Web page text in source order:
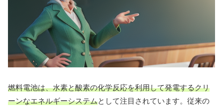
燃料電池は、水素と酸素の化学反応を利用して発電するクリ
ーンなエネルギーシステムとして注目されています。従来の